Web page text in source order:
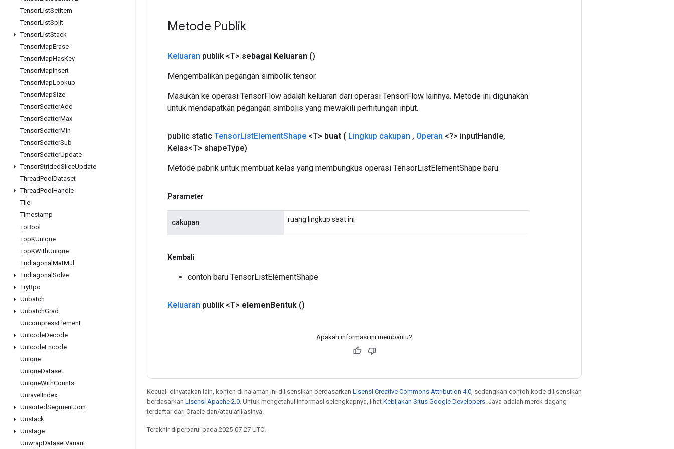
TensorListSetItem
TensorListSplit
TensorListStack
TensorMapErase
TensorMapHasKey
TensorMapInsert
TensorMapLookup
TensorMapSize
TensorScatterAdd
TensorScatterMax
TensorScatterMin
TensorScatterSub
TensorScatterUpdate
TensorStridedSliceUpdate
ThreadPool Dataset
ThreadPool Handle
Tile
Timestamp
ToBool
TopKUnique
TopKWithUnique
Tridiagonal MatMul
Tridiagonal Solve
TryRpc
Unbatch
UnbatchGrad
UncompressElement
UnicodeDecode
UnicodeEncode
Unique
UniqueDataset
UniqueWithCounts
Unravel Index
UnsortedSegmentJoin
Unstack
Unstage
UnwrapDatasetVariant
Metode Publik
Keluaran publik <T> sebagai Keluaran ()
Mengembalikan pegangan simbolik tensor.
Masukan ke operasi TensorFlow adalah keluaran dari operasi TensorFlow lainnya. Metode ini digunakan
untuk mendapatkan pegangan simbolis yang mewakili perhitungan input.
public static TensorListElementShape <T> buat ( Lingkup cakupan , Operan <?> inputHandle,
Kelas<T> shapeType)
Metode pabrik untuk membuat kelas yang membungkus operasi TensorListElementShape baru.
Parameter
cakupan ruang lingkup saat ini
Kembali
contoh baru TensorListElementShape
Keluaran publik <T> elemenBentuk ()
Apakah informasi ini membantu?
Kecuali dinyatakan lain, konten di halaman ini dilisensikan berdasarkan Lisensi Creative Commons Attribution 4.0 , sedangkan contoh kode dilisensikan
berdasarkan Lisensi Apache 2.0 . Untuk mengetahui informasi selengkapnya, lihat Kebijakan Situs Google Developers . Java adalah merek dagang
terdaftar dari Oracle dan/atau afiliasinya.
Terakhir diperbarui pada 2025-07-27 UTC.